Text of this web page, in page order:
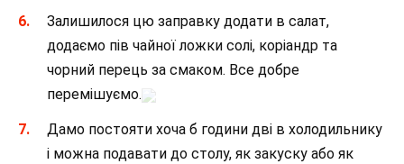
Залишилося цю заправку додати в салат,
додаємо пів чайної ложки солі, коріандр та
чорний перець за смаком. Все добре
перемішуємо.
Дамо постояти хоча б години дві в холодильнику
і можна подавати до столу, як закуску або як